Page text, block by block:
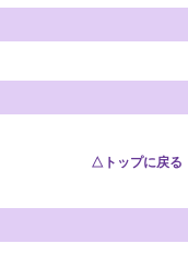
△トップに戻る